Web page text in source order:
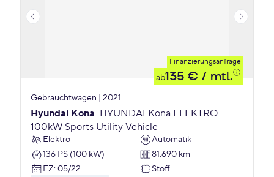
Finanzierungsanfrage
ab135 € / mtl.
Gebrauchtwagen | 2021
Hyundai Kona HYUNDAI Kona ELEKTRO
100kW Sports Utility Vehicle
Elektro
Automatik
136 PS (100 kW)
81.690 km
EZ: 05/22 Stoff